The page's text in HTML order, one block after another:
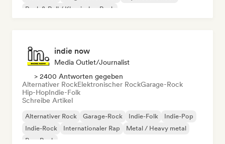
Rock & Roll / Klassischer Rock
indie now
Media Outlet/Journalist
> 2400 Antworten gegeben
Alternativer RockElektronischer RockGarage-Rock
Hip-HopIndie-Folk
Schreibe Artikel
Alternativer Rock Garage-Rock Indie-Folk
Indie-Pop
Indie-Rock
Internationaler Rap
Metal / Heavy metal
Pop-Rock